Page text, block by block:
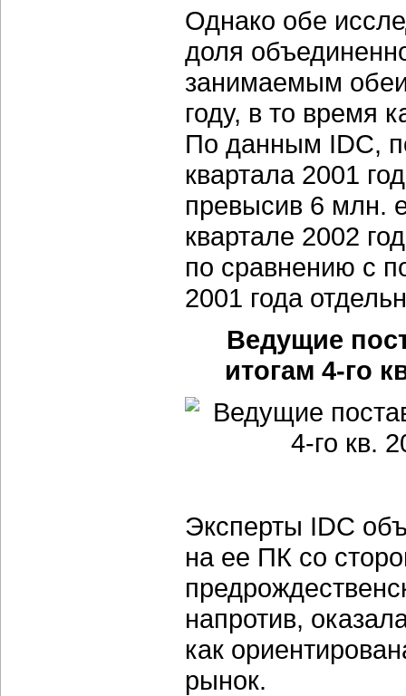
Однако обе
доля
занимаемым
году, в то время
По данным IDC,
квартала 2001
превысив 6 млн.
квартале 2002
по сравнению с
2001 года
Ведущие
итогам 4-го
Эксперты IDC
на ее ПК со
напротив,
как
рынок.